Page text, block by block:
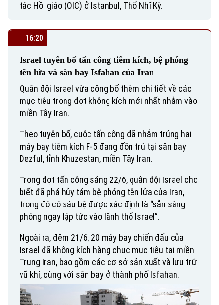
tác Hồi giáo (OIC) ở Istanbul, Thổ Nhĩ Kỳ.
16:20
Israel tuyên bố tấn công tiêm kích, bệ phóng
tên lửa và sân bay Isfahan của Iran
Quân đội Israel vừa công bố thêm chi tiết về các
mục tiêu trong đợt không kích mới nhất nhằm vào
miền Tây Iran.
Theo tuyên bố, cuộc tấn công đã nhắm trúng hai
máy bay tiêm kích F-5 đang đồn trú tại sân bay
Dezful, tỉnh Khuzestan, miền Tây Iran.
Trong đợt tấn công sáng 22/6, quân đội Israel cho
biết đã phá hủy tám bệ phóng tên lửa của Iran,
trong đó có sáu bệ được xác định là “sẵn sàng
phóng ngay lập tức vào lãnh thổ Israel”.
Ngoài ra, đêm 21/6, 20 máy bay chiến đấu của
Israel đã không kích hàng chục mục tiêu tại miền
Trung Iran, bao gồm các cơ sở sản xuất và lưu trữ
vũ khí, cùng với sân bay ở thành phố Isfahan.